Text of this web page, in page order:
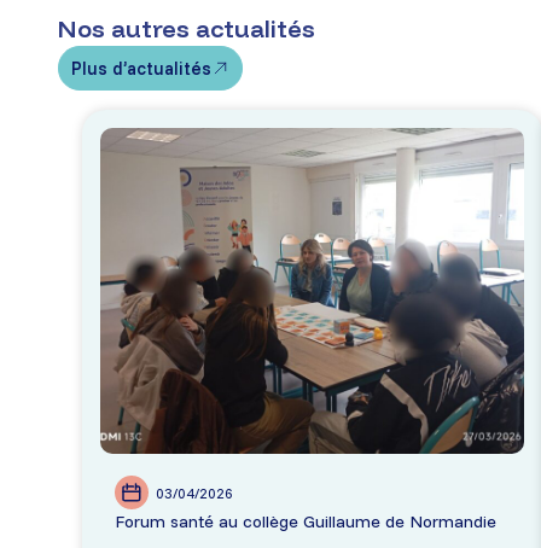
Nos autres actualités
Plus d’actualités
03/04/2026
Forum santé au collège Guillaume de Normandie